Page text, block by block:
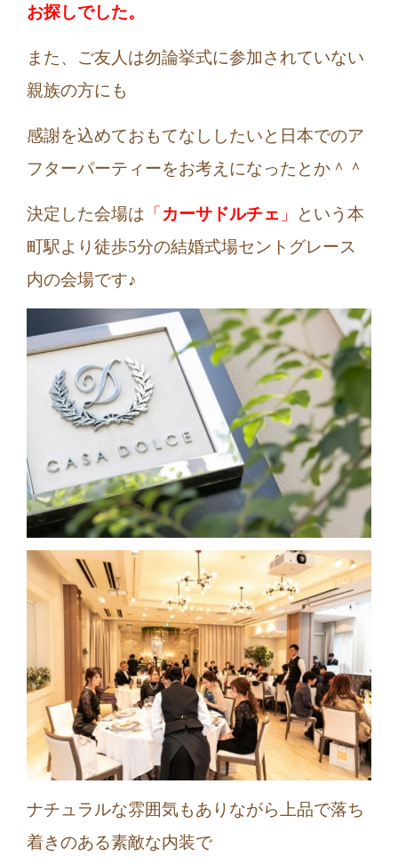
お探しでした。
また、ご友人は勿論挙式に参加されていない
親族の方にも
感謝を込めておもてなししたいと日本でのア
フターパーティーをお考えになったとか＾＾
決定した会場は 「カーサドルチェ 」
という本
町駅より徒歩5分の結婚式場セントグレース
内の会場です♪
ナチュラルな雰囲気もありながら上品で落ち
着きのある素敵な内装で